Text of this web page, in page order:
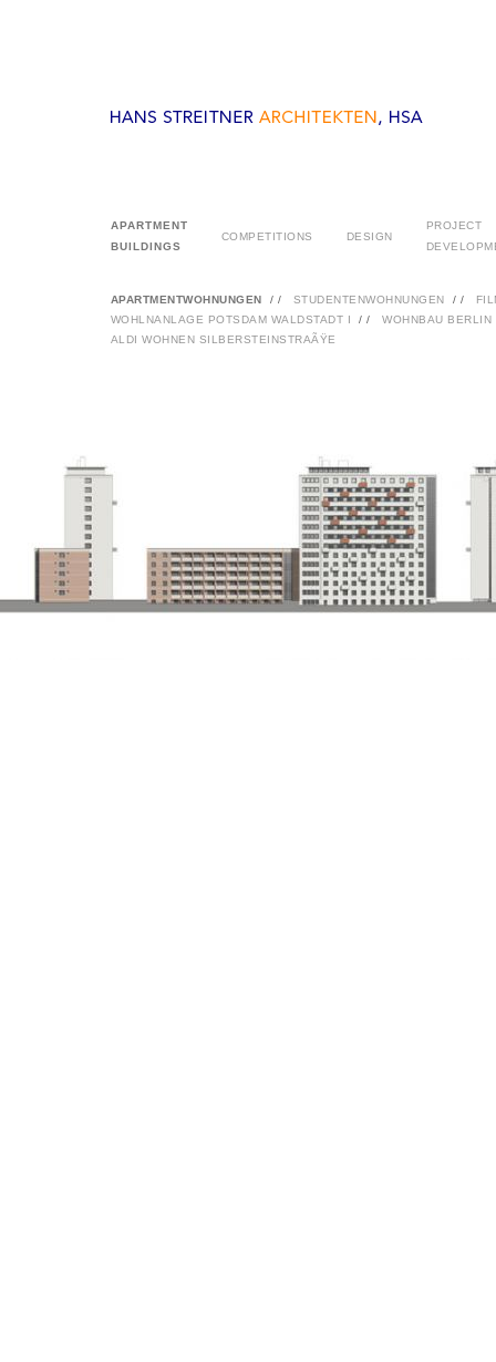
APARTMENT
BUILDINGS
COMPETITIONS DESIGN
PROJECT
APARTMENTWOHNUNGEN // STUDENTENWOHNUNGEN //
WOHLNANLAGE POTSDAM WALDSTADT I
//WOHNBAU BERLIN
ALDI WOHNEN SILBERSTEINSTRAÃŸE